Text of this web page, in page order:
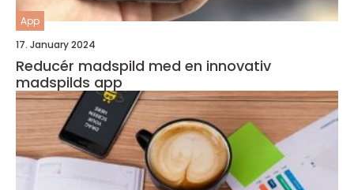
App
17. January 2024
Reducér madspild med en innovativ
madspilds app